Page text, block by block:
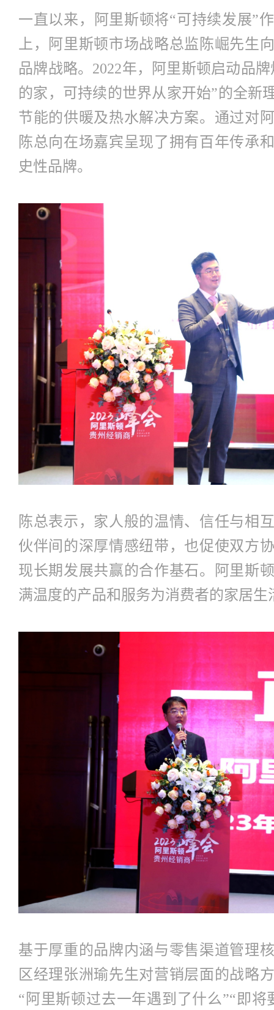
一直以来，阿里斯顿将“可持续发展”
上，阿里斯顿市场战略总监陈崛先生
品牌战略。2022年，阿里斯顿启动品
的家，可持续的世界从家开始”的全新
节能的供暖及热水解决方案。通过对
陈总向在场嘉宾呈现了拥有百年传承
史性品牌。
陈总表示，家人般的温情、信任与相
伙伴间的深厚情感纽带，也促使双方
现长期发展共赢的合作基石。阿里斯
满温度的产品和服务为消费者的家居生
基于厚重的品牌内涵与零售渠道管理
区经理张洲瑜先生对营销层面的战略
“阿里斯顿过去一年遇到了什么”“即